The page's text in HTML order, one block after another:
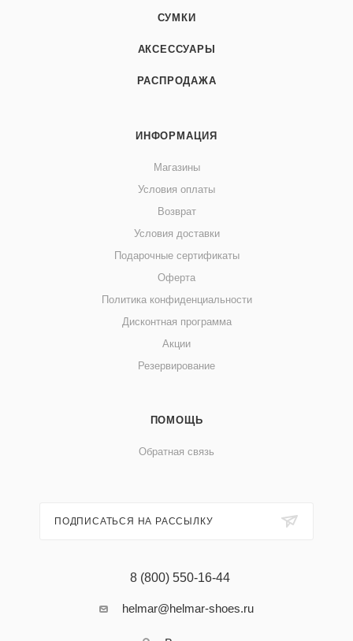
СУМКИ
АКСЕССУАРЫ
РАСПРОДАЖА
ИНФОРМАЦИЯ
Магазины
Условия оплаты
Возврат
Условия доставки
Подарочные сертификаты
Оферта
Политика конфиденциальности
Дисконтная программа
Акции
Резервирование
ПОМОЩЬ
Обратная связь
ПОДПИСАТЬСЯ НА РАССЫЛКУ
8 (800) 550-16-44
helmar@helmar-shoes.ru